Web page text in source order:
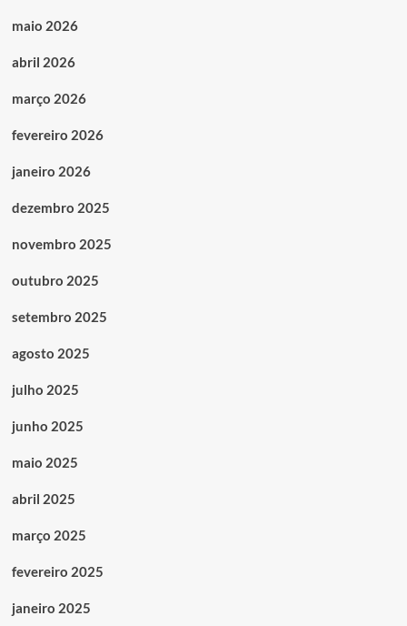
maio 2026
abril 2026
março 2026
fevereiro 2026
janeiro 2026
dezembro 2025
novembro 2025
outubro 2025
setembro 2025
agosto 2025
julho 2025
junho 2025
maio 2025
abril 2025
março 2025
fevereiro 2025
janeiro 2025